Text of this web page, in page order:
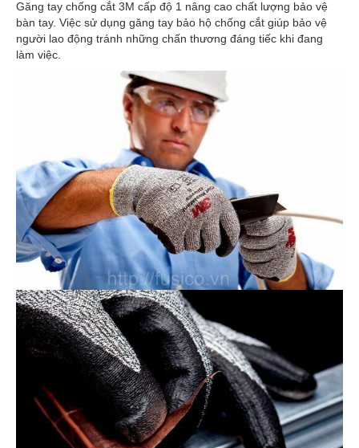
Găng tay chống cắt 3M cấp độ 1 nâng cao chất lượng bảo vệ
bàn tay. Việc sử dụng găng tay bảo hộ chống cắt giúp bảo vệ
người lao động tránh những chấn thương đáng tiếc khi đang
làm việc.